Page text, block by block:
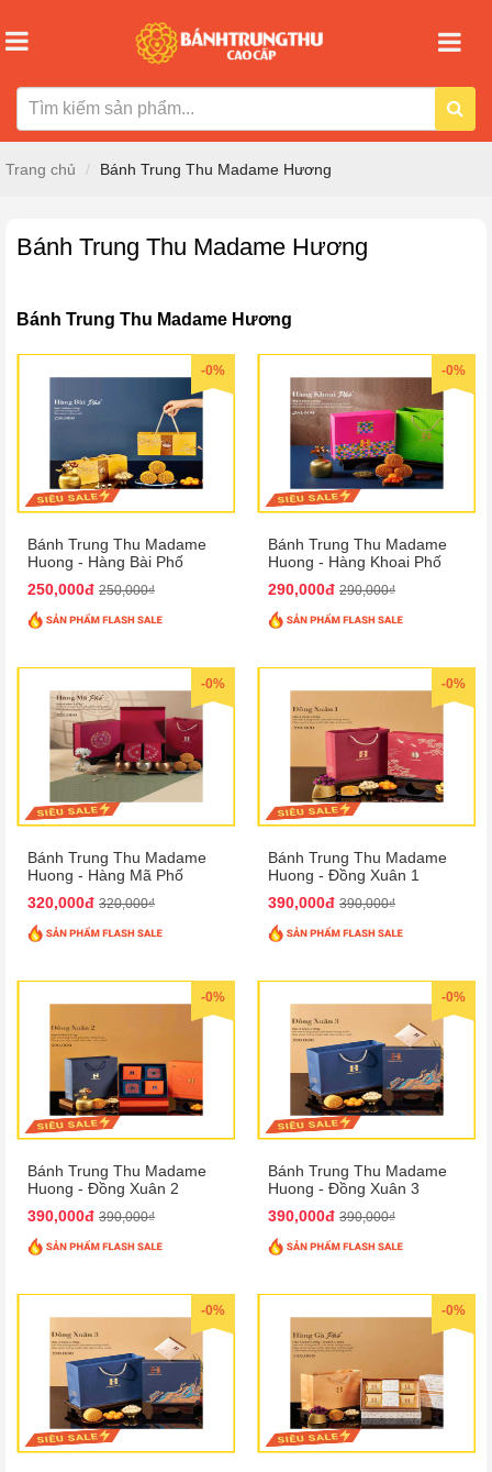
Trang chủ Bánh Trung Thu Madame Hương
Bánh Trung Thu Madame Hương
Bánh Trung Thu Madame Hương
-0%
Bánh Trung Thu Madame
Huong - Hàng Bài Phố
250,000đ 250,000₫
-0%
Bánh Trung Thu Madame
Huong - Hàng Khoai Phố
290,000đ 290,000₫
-0%
Bánh Trung Thu Madame
Huong - Hàng Mã Phố
320,000đ 320,000₫
-0%
Bánh Trung Thu Madame
Huong - Đồng Xuân 1
390,000đ 390,000₫
-0%
Bánh Trung Thu Madame
Huong - Đồng Xuân 2
390,000đ 390,000₫
-0%
Bánh Trung Thu Madame
Huong - Đồng Xuân 3
390,000đ 390,000₫
-0% -0%